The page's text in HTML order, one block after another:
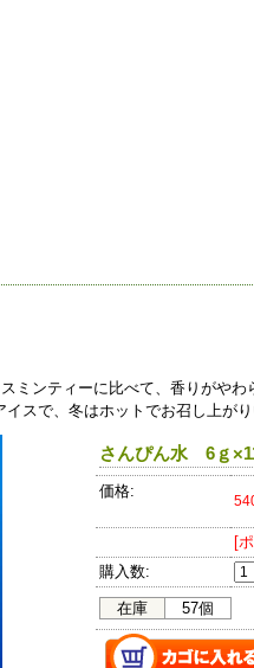
ミンティーに比べて、香りがやわ
スで、冬はホットでお召し上がり
さんぴん水 6ｇ
価格:
[
購入数:
在庫 57個